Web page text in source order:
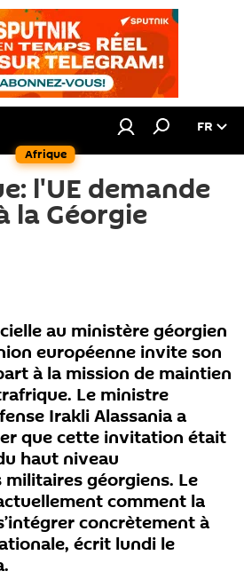
Afrique
FR
l'UE demande
la Géorgie
au ministère géorgien
européenne invite son
à la mission de maintien
Le ministre
Irakli Alassania a
que cette invitation était
haut niveau
géorgiens. Le
comment la
concrètement à
écrit lundi le